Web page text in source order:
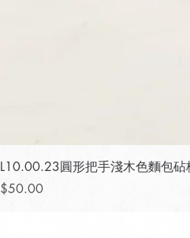
L10.00.23圓形把手淺木色麵包砧
價格
$50.00